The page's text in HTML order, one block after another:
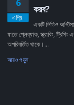
6
এপ্রি.
করব?
একটি ভিডিও
যাতে প্লেব্যাক, স্ক্রাবিং,
অপরিবর্তিত থাকে।...
আরও পড়ুন